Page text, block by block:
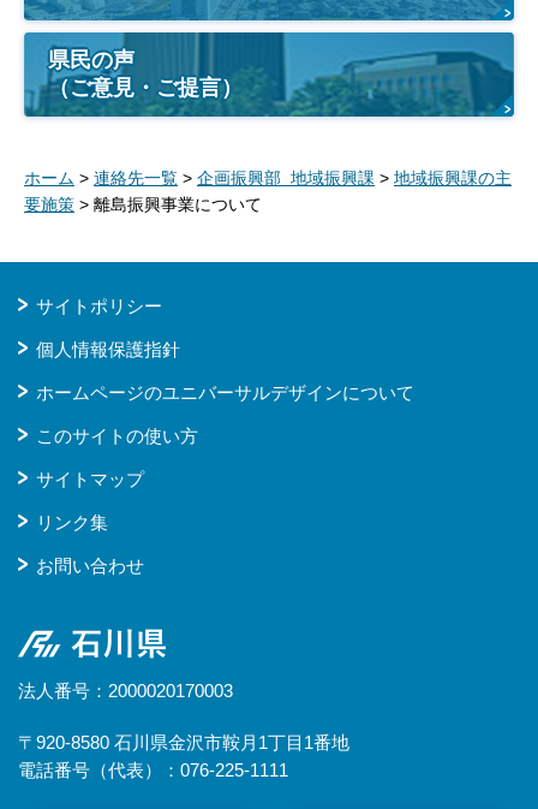
県民の声
（ご意見・ご提言）
ホーム > 連絡先一覧 > 企画振興部 地域振興課 > 地域振興課の主
要施策 > 離島振興事業について
サイトポリシー
個人情報保護指針
ホームページのユニバーサルデザインについて
このサイトの使い方
サイトマップ
リンク集
お問い合わせ
石川県
法人番号：2000020170003
〒920-8580 石川県金沢市鞍月1丁目1番地
電話番号（代表）：076-225-1111